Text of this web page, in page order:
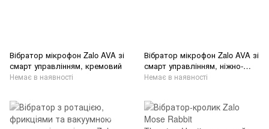
Вібратор мікрофон Zalo AVA зі
смарт управлінням, кремовий
Немає в наявності
Вібратор мікрофон Zalo AVA зі
смарт управлінням, ніжно-
рожевий
Немає в наявності